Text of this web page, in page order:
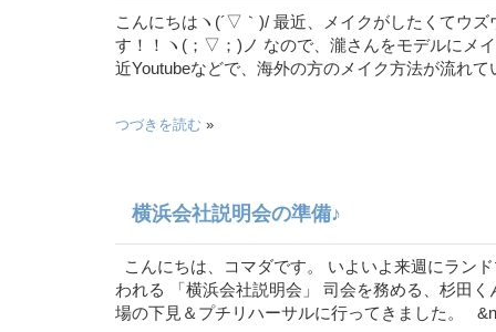
こんにちはヽ(´▽｀)/ 最近、メイクがしたくてウズ
す！！ヽ(；▽；)ノ なので、瀧さんをモデルにメ
近Youtubeなどで、海外の方のメイク方法が流れ
つづきを読む »
横浜会社説明会の準備♪
こんにちは、コマダです。 いよいよ来週にラン
われる 「横浜会社説明会」 司会を務める、杉田
場の下見＆プチリハーサルに行ってきました。